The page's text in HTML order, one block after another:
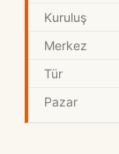
Kuruluş
Merkez
Tür
Pazar